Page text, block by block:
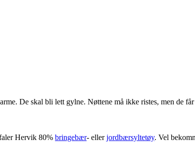
De skal bli lett gylne. Nøttene må ikke ristes, men de
Hervik 80% bringebær- ellerjordbærsyltetøy. Vel